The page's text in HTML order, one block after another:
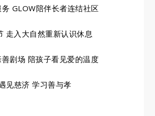
GLOW陪伴长者连结社区
走入大自然重新认识休息
剧场 陪孩子看见爱的温度
见慈济 学习善与孝